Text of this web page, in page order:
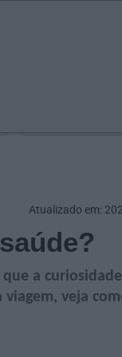
a curiosidade
veja
Atualizado em: